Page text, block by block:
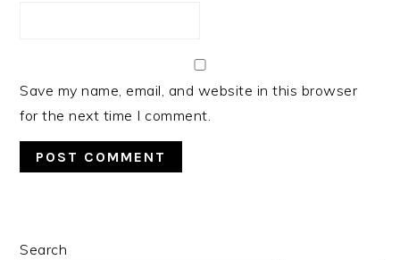
Save my name, email, and website in this browser
for the next time I comment.
PRIMARY
Search